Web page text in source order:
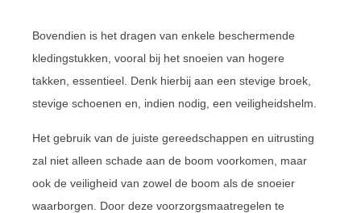
Bovendien is het dragen van enkele beschermende
kledingstukken, vooral bij het snoeien van hogere
takken, essentieel. Denk hierbij aan een stevige broek,
stevige schoenen en, indien nodig, een veiligheidshelm.
Het gebruik van de juiste gereedschappen en uitrusting
zal niet alleen schade aan de boom voorkomen, maar
ook de veiligheid van zowel de boom als de snoeier
waarborgen. Door deze voorzorgsmaatregelen te